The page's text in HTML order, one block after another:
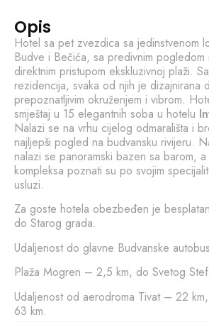
Opis
Hotel sa pet zvezdica sa jedinstvenom
Budve i Bečića, sa predivnim pogledom
direktnim pristupom ekskluzivnoj plaži.
rezidencija, svaka od njih je dizajnirana
prepoznatljivim okruženjem i vibrom.
smještaj u 15 elegantnih soba u hotelu
Nalazi se na vrhu cijelog odmarališta i
najljepši pogled na budvansku rivijeru.
nalazi se panoramski bazen sa barom,
kompleksa poznati su po svojim
usluzi.
Za goste hotela obezbeđen je
do Starog grada.
Udaljenost do glavne Budvanske
Plaža Mogren – 2,5 km, do Svetog
Udaljenost od aerodroma Tivat – 22
63 km.